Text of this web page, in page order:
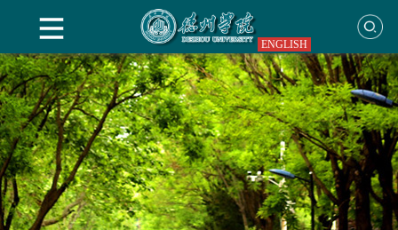
ENGLISH